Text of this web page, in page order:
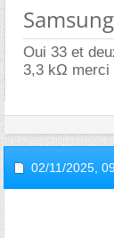
Oui 33 et
3,3 kΩ merci
02/11/2025,